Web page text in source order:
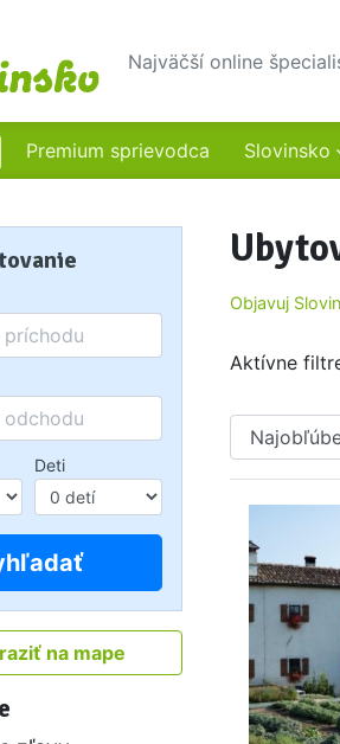
Najväčší online
Premium sprievodca Slovinsko
Deti
na mape
Objavuj
Aktívne
Zoradiť podľa: